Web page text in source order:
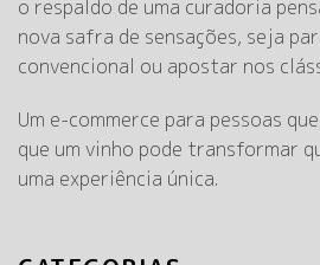
o respaldo de uma curadoria
nova safra de sensações, seja
convencional ou apostar nos
Um e-commerce para pessoas
que um vinho pode transformar
uma experiência única.